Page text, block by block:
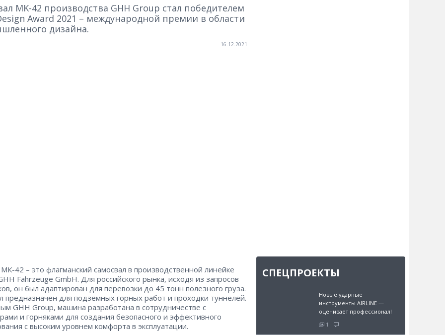
MK-42 производства GHH Group стал победителем
Award 2021 – международной премии в области
дизайна.
16.12.2021
42 – это флагманский самосвал в производственной линейке
Fahrzeuge GmbH. Для российского рынка, исходя из запросов
он был адаптирован для перевозки до 45 тонн полезного груза.
предназначен для подземных горных работ и проходки туннелей.
GHH Group, машина разработана в сотрудничестве с
и горняками для создания безопасного и эффективного
с высоким уровнем комфорта в эксплуатации.
СПЕЦПРОЕКТЫ
Новые ударные
инструменты AIRLINE —
оценивает профессионал!
1